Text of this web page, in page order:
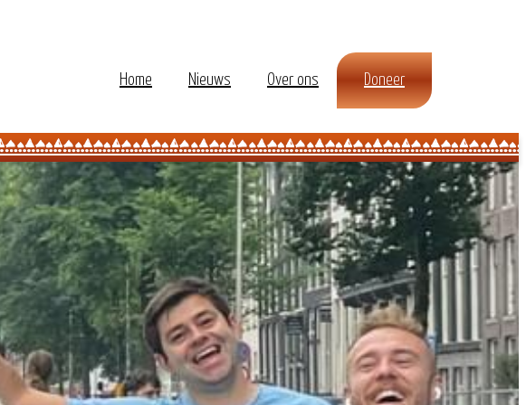
Home Nieuws Over ons Doneer